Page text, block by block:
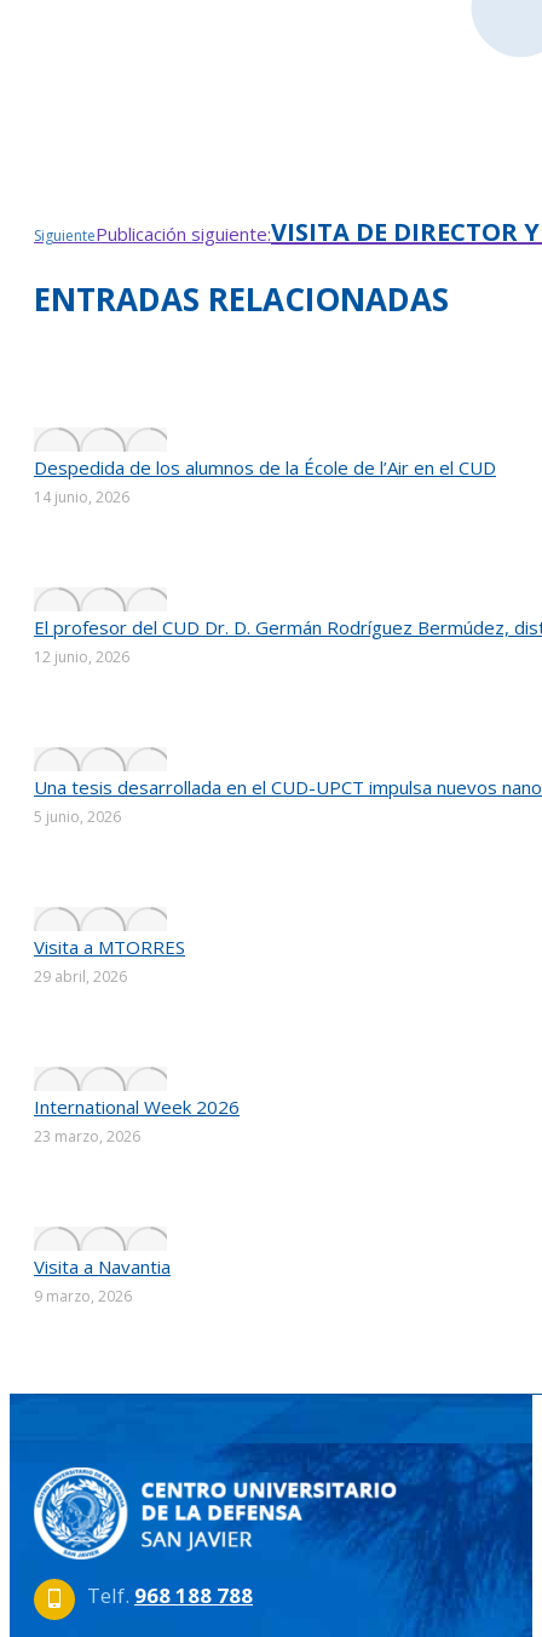
SiguientePublicación siguiente:VISITA DE DIRECTOR
ENTRADAS RELACIONADAS
Despedida de los alumnos de la École de l’Air en el CUD
14 junio, 2026
El profesor del CUD Dr. D. Germán Rodríguez Bermúdez,
12 junio, 2026
Una tesis desarrollada en el CUD-UPCT impulsa nuevos
5 junio, 2026
Visita a MTORRES
29 abril, 2026
International Week 2026
23 marzo, 2026
Visita a Navantia
9 marzo, 2026
Telf. 968 188 788